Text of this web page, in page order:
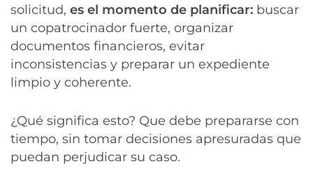
solicitud, es el momento de planificar: buscar
un copatrocinador fuerte, organizar
documentos financieros, evitar
inconsistencias y preparar un expediente
limpio y coherente.
¿Qué significa esto? Que debe prepararse con
tiempo, sin tomar decisiones apresuradas que
puedan perjudicar su caso.